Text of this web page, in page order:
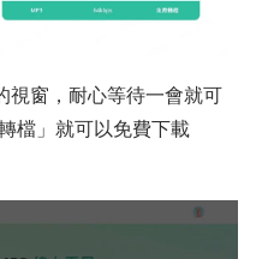
視窗，耐心等待一會就可
檔」就可以免費下載